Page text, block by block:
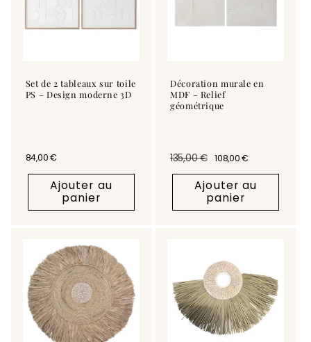
Set de 2 tableaux sur toile
PS – Design moderne 3D
Prix habituel
84,00 €
Ajouter au
panier
Décoration murale en
MDF – Relief
géométrique
Prix habituel
135,00 €
Prix promotionnel
108,00 €
Ajouter au
panier